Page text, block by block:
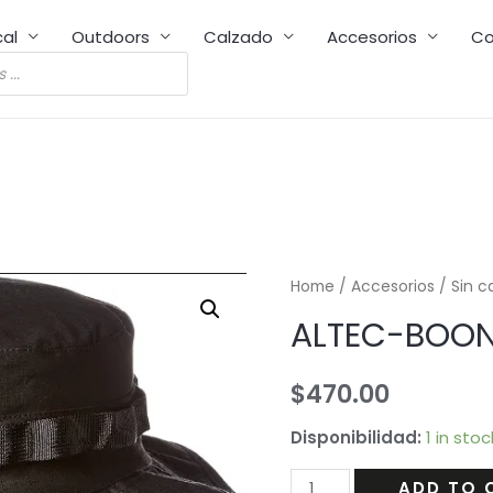
Outdoors Calzado Accesorios
Home / Accesorios / Sin
ALTEC-
$470.00
Disponibilidad: 1 in
ALTEC-
ADD TO